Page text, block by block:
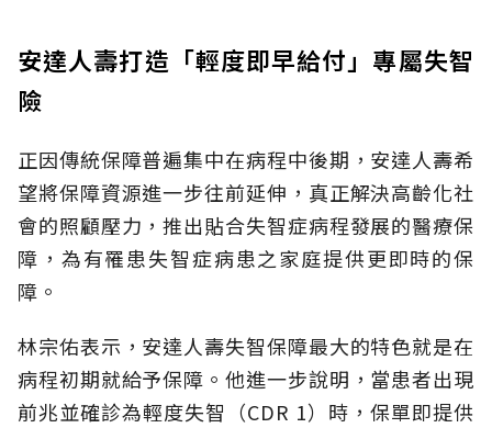
安達人壽打造「輕度即早給付」專屬失智
險
正因傳統保障普遍集中在病程中後期，安達人壽希
望將保障資源進一步往前延伸，真正解決高齡化社
會的照顧壓力，推出貼合失智症病程發展的醫療保
障，為有罹患失智症病患之家庭提供更即時的保
障。
林宗佑表示，安達人壽失智保障最大的特色就是在
病程初期就給予保障。他進一步說明，當患者出現
前兆並確診為輕度失智（CDR 1）時，保單即提供